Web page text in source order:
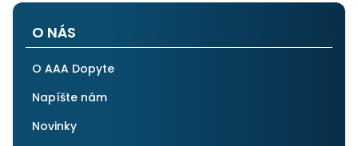
O NÁS
O AAA Dopyte
Napíšte nám
Novinky